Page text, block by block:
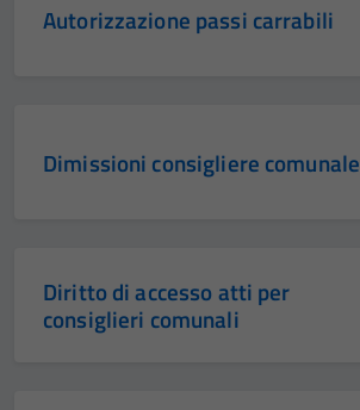
Autorizzazione passi carrabili
Dimissioni consigliere comunale
Diritto di accesso atti per
consiglieri comunali